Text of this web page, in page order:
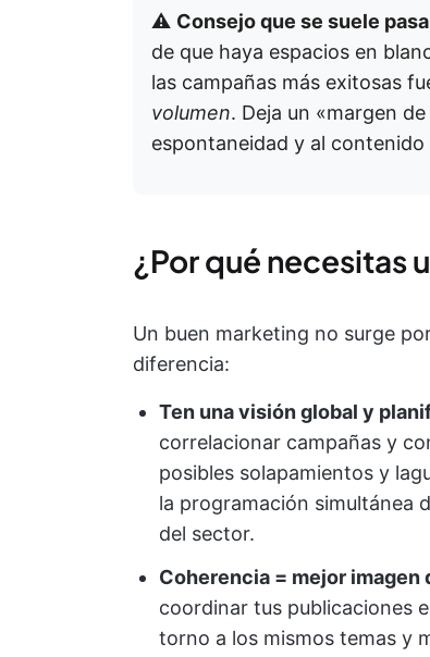
⚠️ Consejo que se suele
de que haya espacios en
las campañas más exitosas
volumen. Deja un «margen
espontaneidad y al
¿Por qué necesitas
Un buen marketing no surge
diferencia:
Ten una visión global y
correlacionar campañas y
posibles solapamientos y
la programación simultánea
del sector.
Coherencia = mejor imagen
coordinar tus publicaciones
torno a los mismos temas y